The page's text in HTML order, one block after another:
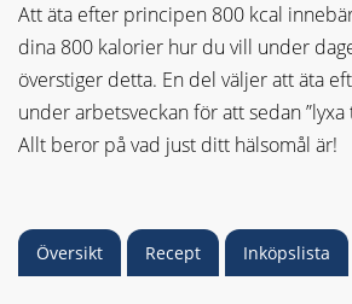
Att äta efter principen 800 kcal
dina 800 kalorier hur du vill under
överstiger detta. En del väljer att äta
under arbetsveckan för att sedan
Allt beror på vad just ditt hälsomål är!
Översikt Recept Inköpslista